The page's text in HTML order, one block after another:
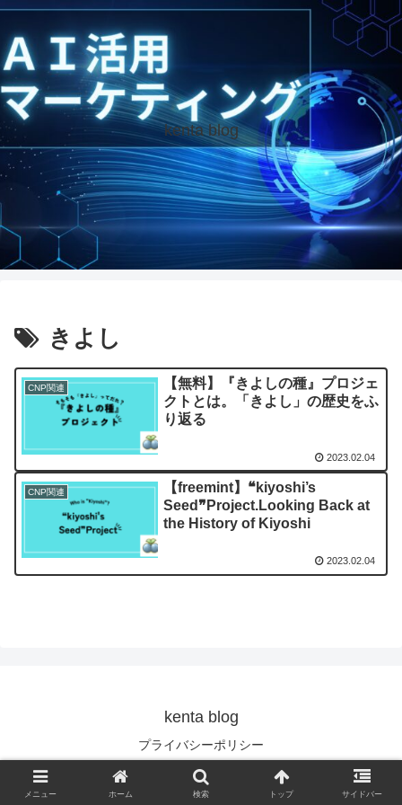
kenta blog
きよし
CNP関連
【無料】『きよしの種』プロジェ
クトとは。「きよし」の歴史をふ
り返る
2023.02.04
CNP関連
【freemint】❝kiyoshi’s
Seed❞Project.Looking Back at
the History of Kiyoshi
2023.02.04
kenta blog
プライバシーポリシー
© 2022 kenta blog.
メニュー ホーム 検索 トップ サイドバー